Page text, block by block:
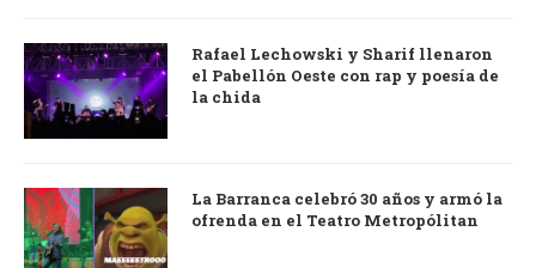
Rafael Lechowski y Sharif llenaron
el Pabellón Oeste con rap y poesía de
la chida
La Barranca celebró 30 años y armó la
ofrenda en el Teatro Metropólitan